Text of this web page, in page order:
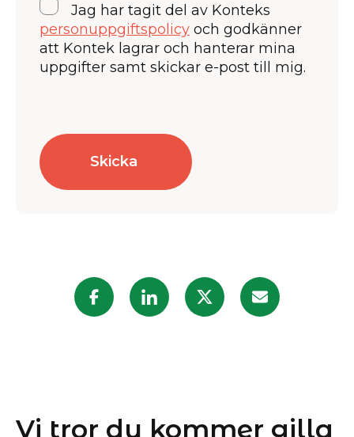
Jag har tagit del av Konteks
personuppgiftspolicy och godkänner
att Kontek lagrar och hanterar mina
uppgifter samt skickar e-post till mig.
Vi tror du kommer gilla